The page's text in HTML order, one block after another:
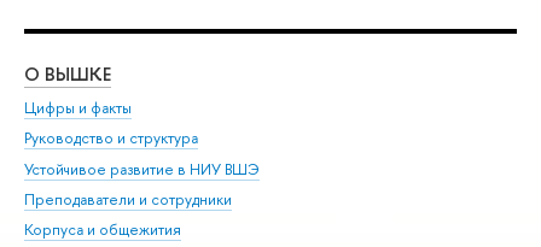
О ВЫШКЕ
Цифры и факты
Руководство и структура
Устойчивое развитие в НИУ ВШЭ
Преподаватели и сотрудники
Корпуса и общежития